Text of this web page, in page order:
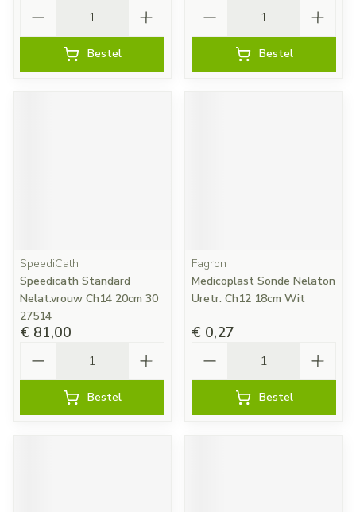
Bestel Bestel
SpeediCath
Speedicath Standard
Nelat.vrouw Ch14 20cm 30
27514
€ 81,00
Bestel
Fagron
Medicoplast Sonde Nelaton
Uretr. Ch12 18cm Wit
€ 0,27
Bestel